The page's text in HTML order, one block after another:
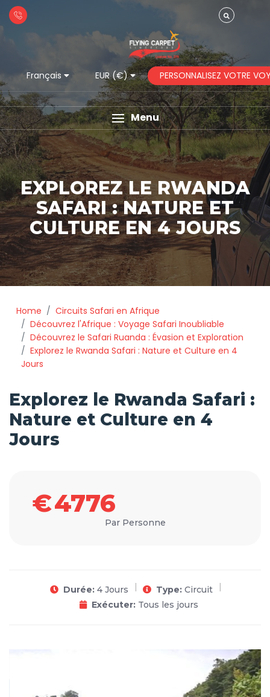
Français EUR (€) PERSONNALISEZ VOTRE
Menu
EXPLOREZ LE RWANDA
SAFARI : NATURE ET
CULTURE EN 4 JOURS
Home
Circuits Safari en Afrique
Découvrez l'Afrique : Voyage Safari Inoubliable
Découvrez le Safari Ruanda : Évasion et Exploration
Explorez le Rwanda Safari : Nature et Culture en 4
Jours
Explorez le Rwanda Safari :
Nature et Culture en 4
Jours
€4776
Par Personne
Durée: 4 Jours Type: Circuit
Exécuter: Tous les jours